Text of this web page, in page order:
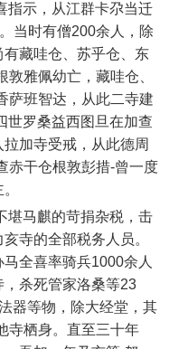
指示，从江群卡尕当迁
当时有僧200余人，除
藏哇仓、苏乎仓、东
雅佩幼亡，藏哇仓、
萨班智达，从此二寺建
世罗桑益西图旦在加查
加寺受戒，从此德周
赤干仓根敦彭措-曾一度
马麒的苛捐杂税，击
寺的全部税务人员。
全喜率骑兵1000余人
杀死管家洛桑等23
器等物，除大经堂，其
寺栖身。直至三十年